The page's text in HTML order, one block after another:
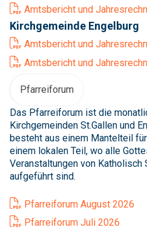
Amtsbericht und
Kirchgemeinde Engelburg
Amtsbericht und
Amtsbericht und
Pfarreiforum
Das Pfarreiforum ist die
Kirchgemeinden St.Gallen und
besteht aus einem Mantelteil
einem lokalen Teil, wo alle
Veranstaltungen von Katholisch
aufgeführt sind.
Pfarreiforum August 2026
Pfarreiforum Juli 2026